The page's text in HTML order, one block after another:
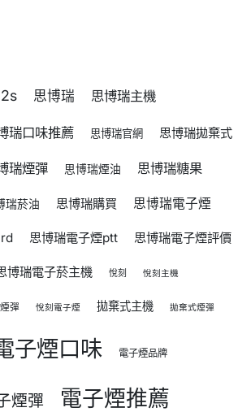
思博瑞 思博瑞主機
瑞口味推薦 思博瑞官網 思博瑞拋棄式
瑞煙彈 思博瑞煙油 思博瑞糖果
瑞菸油 思博瑞購買 思博瑞電子煙
思博瑞電子煙ptt 思博瑞電子煙評價
博瑞電子菸主機 悅刻 悅刻主機
彈 悅刻電子煙 拋棄式主機 拋棄式煙彈
子煙口味 電子煙品牌
煙彈 電子煙推薦